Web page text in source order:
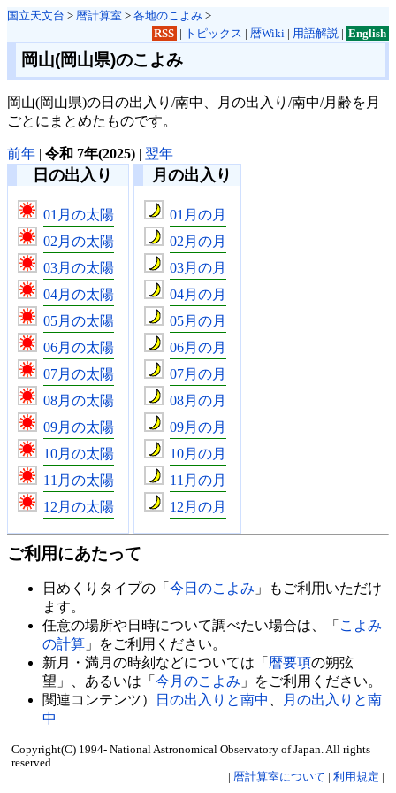
国立天文台 > 暦計算室 > 各地のこよみ >
RSS | トピックス | 暦Wiki| 用語解説| English
岡山(岡山県)のこよみ
岡山(岡山県)の日の出入り/南中、月の出入り/南中/月齢を月
ごとにまとめたものです。
前年 | 令和 7年(2025) | 翌年
日の出入り
01月の太陽
02月の太陽
03月の太陽
04月の太陽
05月の太陽
06月の太陽
07月の太陽
08月の太陽
09月の太陽
10月の太陽
11月の太陽
12月の太陽
月の出入り
01月の月
02月の月
03月の月
04月の月
05月の月
06月の月
07月の月
08月の月
09月の月
10月の月
11月の月
12月の月
ご利用にあたって
日めくりタイプの「 今日のこよみ 」もご利用いただけ
ます。
任意の場所や日時について調べたい場合は、「 こよみ
の計算 」をご利用ください。
新月・満月の時刻などについては「 暦要項の朔弦
望」、あるいは「 今月のこよみ 」をご利用ください。
関連コンテンツ）
日の出入りと南中
月の出入りと南
中
Copyright(C) 1994- National Astronomical Observatory of Japan. All rights
reserved.
| 暦計算室について | 利用規定 |